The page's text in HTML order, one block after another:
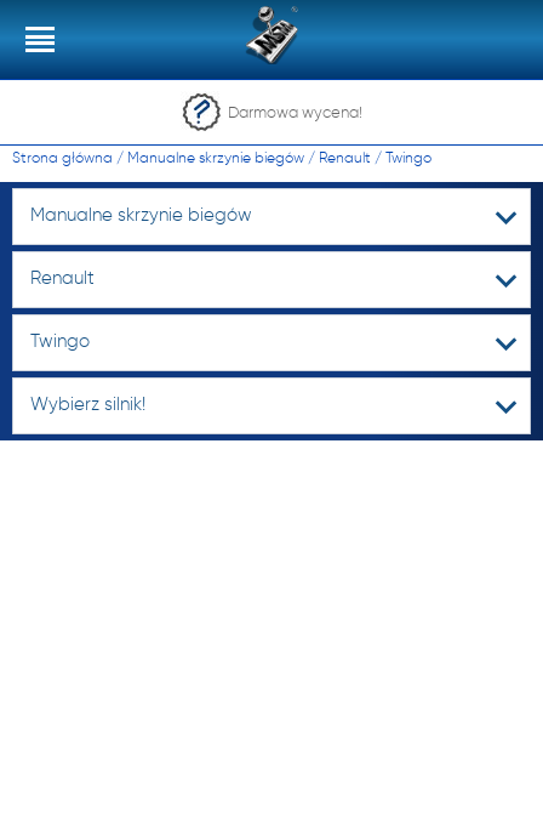
Darmowa wycena!
Strona główna / Manualne skrzynie biegów / Renault / Twingo
Manualne skrzynie biegów
Renault
Twingo
Wybierz silnik!